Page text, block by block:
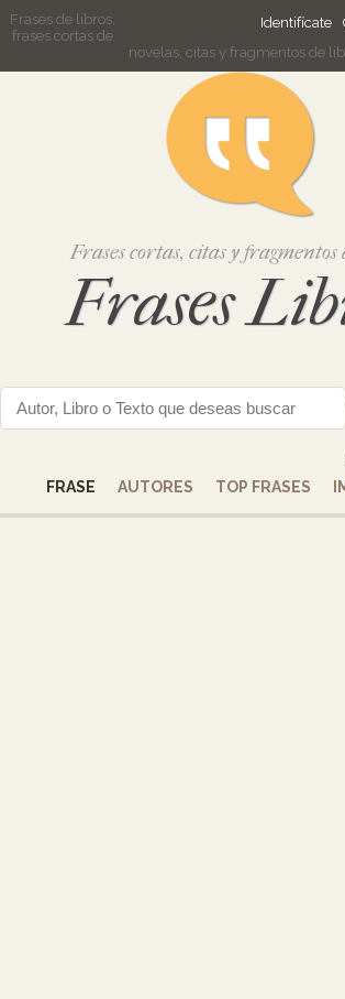
Identifícate
Frases de libros,
frases cortas de
novelas, citas y fragmentos de
Frases cortas, citas y fragmentos
Frases
FRASE
AUTORES TOP FRASES